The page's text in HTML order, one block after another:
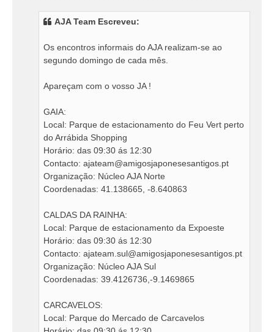
AJA Team Escreveu:
Os encontros informais do AJA realizam-se ao
segundo domingo de cada mês.
Apareçam com o vosso JA !
GAIA:
Local: Parque de estacionamento do Feu Vert perto
do Arrábida Shopping
Horário: das 09:30 ás 12:30
Contacto: ajateam@amigosjaponesesantigos.pt
Organização: Núcleo AJA Norte
Coordenadas: 41.138665, -8.640863
CALDAS DA RAINHA:
Local: Parque de estacionamento da Expoeste
Horário: das 09:30 ás 12:30
Contacto: ajateam.sul@amigosjaponesesantigos.pt
Organização: Núcleo AJA Sul
Coordenadas: 39.4126736,-9.1469865
CARCAVELOS:
Local: Parque do Mercado de Carcavelos